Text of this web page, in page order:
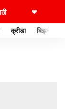
क्रीडा बिझनेस